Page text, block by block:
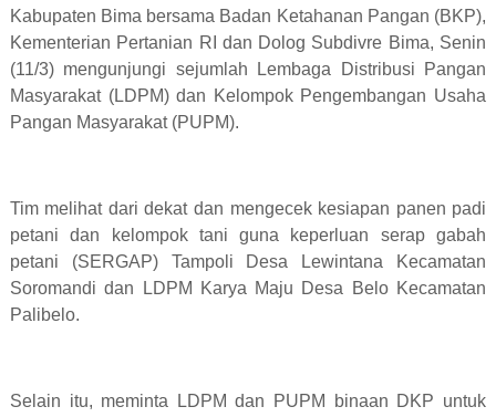
Kabupaten Bima bersama Badan Ketahanan Pangan (BKP),
Kementerian Pertanian RI dan Dolog Subdivre Bima, Senin
(11/3) mengunjungi sejumlah Lembaga Distribusi Pangan
Masyarakat (LDPM) dan Kelompok Pengembangan Usaha
Pangan Masyarakat (PUPM).
Tim melihat dari dekat dan mengecek kesiapan panen padi
petani dan kelompok tani guna keperluan serap gabah
petani (SERGAP) Tampoli Desa Lewintana Kecamatan
Soromandi dan LDPM Karya Maju Desa Belo Kecamatan
Palibelo.
Selain itu, meminta LDPM dan PUPM binaan DKP untuk